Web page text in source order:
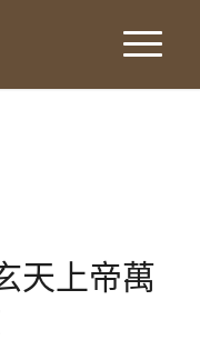
天上帝萬